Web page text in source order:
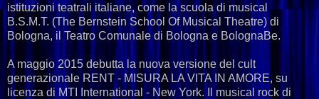
istituzioni teatrali italiane, come la scuola di musical
B.S.M.T. (The Bernstein School Of Musical Theatre) di
Bologna, il Teatro Comunale di Bologna e BolognaBe.
A maggio 2015 debutta la nuova versione del cult
generazionale RENT - MISURA LA VITA IN AMORE, su
licenza di MTI International - New York. Il musical rock di